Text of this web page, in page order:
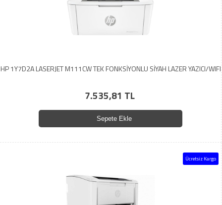
HP 1Y7D2A LASERJET M111CW TEK FONKSİYONLU SİYAH LAZER YAZICI/WIFI
7.535,81 TL
Sepete Ekle
Ücretsiz Kargo